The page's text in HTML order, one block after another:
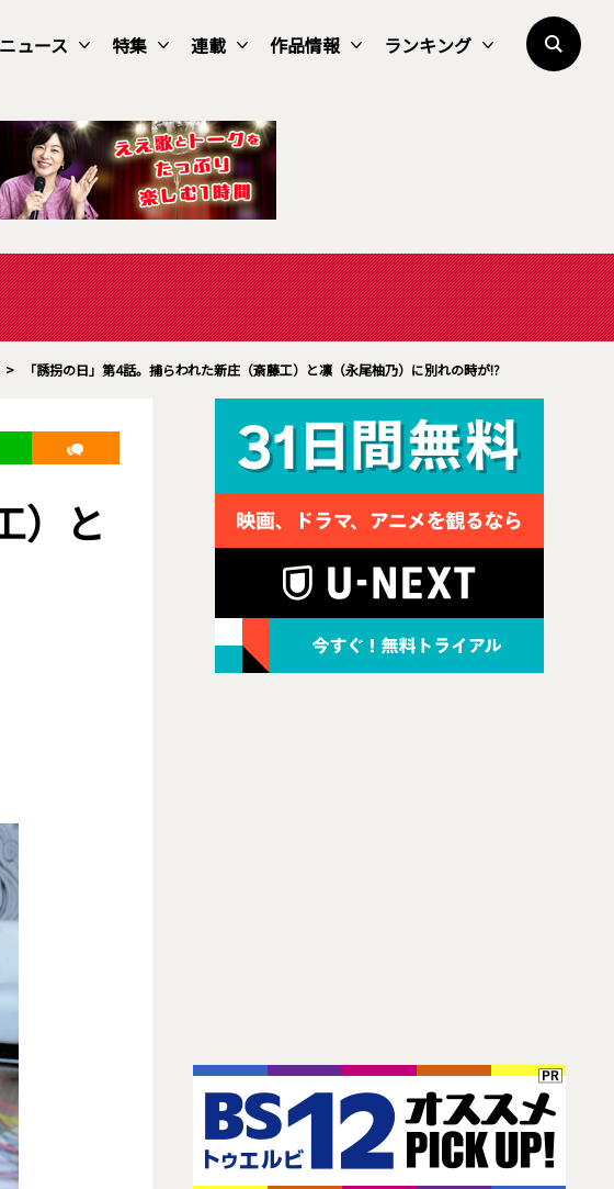
ニュース 特集 連載 作品情報 ランキング
> 「誘拐の日」第4話。捕らわれた新庄（斎藤工）と凛（永尾柚乃）に別れの時が!?
）と